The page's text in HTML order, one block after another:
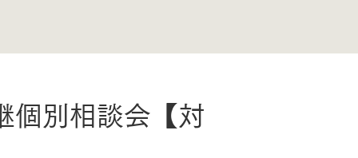
開業されている方
別相談会【対